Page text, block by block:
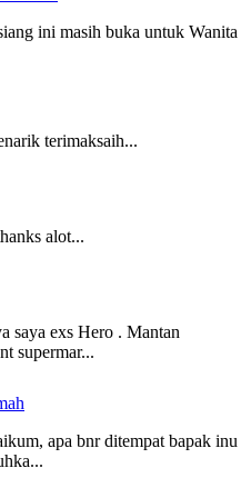
ini masih buka untuk Wanita
terimaksaih...
alot...
saya exs Hero . Mantan
supermar...
apa bnr ditempat bapak inu